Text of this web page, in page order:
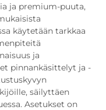
ja premium-puuta,
käytetään tarkkaa
ja
pinnankäsittelyt ja -
säilyttäen
Asetukset on